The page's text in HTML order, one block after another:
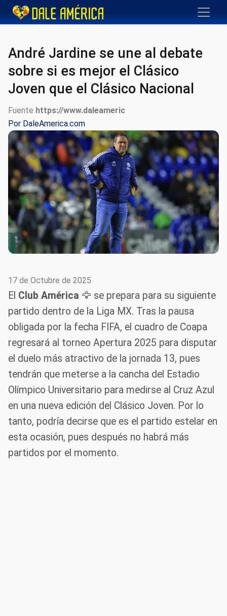
André Jardine se une al debate
sobre si es mejor el Clásico
Joven que el Clásico Nacional
Fuente https://www.daleameric
Por DaleAmerica.com
17 de Octubre de 2025
El Club América 🦅 se prepara para su siguiente
partido dentro de la Liga MX. Tras la pausa
obligada por la fecha FIFA, el cuadro de Coapa
regresará al torneo Apertura 2025 para disputar
el duelo más atractivo de la jornada 13, pues
tendrán que meterse a la cancha del Estadio
Olímpico Universitario para medirse al Cruz Azul
en una nueva edición del Clásico Joven. Por lo
tanto, podría decirse que es el partido estelar en
esta ocasión, pues después no habrá más
partidos por el momento.